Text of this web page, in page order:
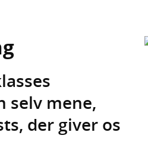
selv mene,
der giver os